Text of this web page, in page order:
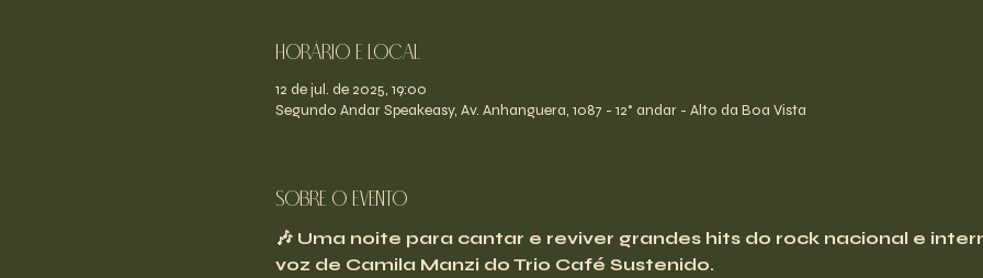
Horário e Local
12 de jul. de 2025, 19:00
Segundo Andar Speakeasy, Av. Anhanguera, 1087 - 12° andar - Alto da Boa Vista
Sobre o evento
🎶 Uma noite para cantar e reviver grandes hits do rock nacional e
voz de Camila Manzi do Trio Café Sustenido.